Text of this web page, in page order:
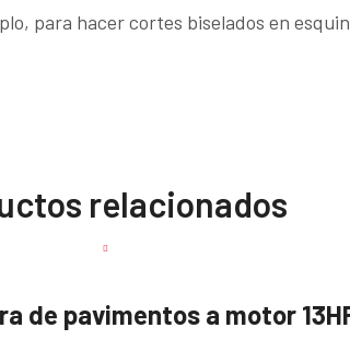
para hacer cortes biselados en
relacionados
de pavimentos a motor